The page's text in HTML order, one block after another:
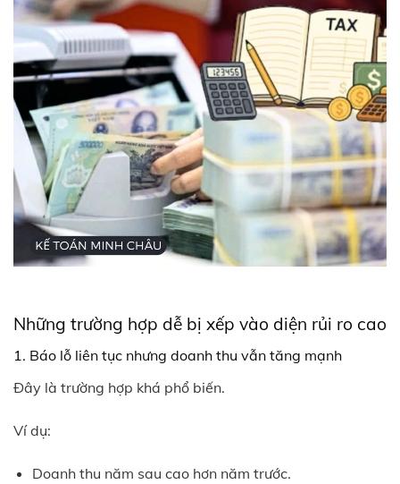
Những trường hợp dễ bị xếp vào diện rủi ro cao
1. Báo lỗ liên tục nhưng doanh thu vẫn tăng mạnh
Đây là trường hợp khá phổ biến.
Ví dụ:
Doanh thu năm sau cao hơn năm trước.